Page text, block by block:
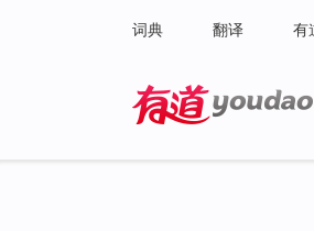
词典 翻译 有